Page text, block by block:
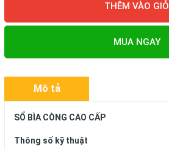
THÊM VÀO GIỎ
MUA NGAY
Mô tả
SỔ BÌA CÒNG CAO CẤP
Thông số kỹ thuật